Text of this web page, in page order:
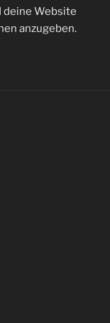
deine Website
anzugeben.